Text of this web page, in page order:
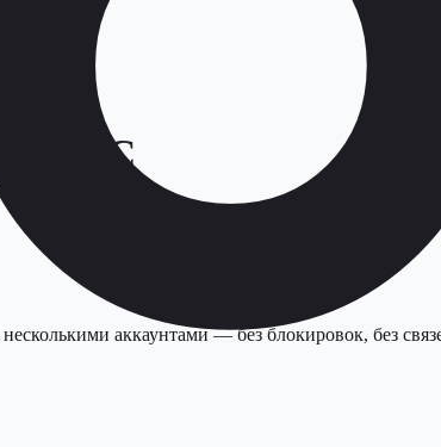
RSOC
аккаунтами — без блокировок, без